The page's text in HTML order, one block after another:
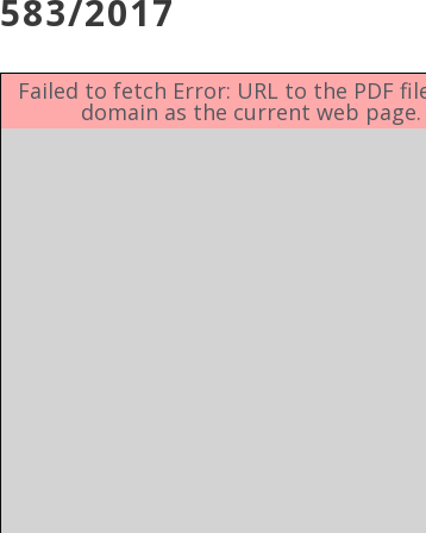
Επιτροπή
Ενότητες
583/2017
Failed to fetch Error: URL to the PDF
domain as the current web page.